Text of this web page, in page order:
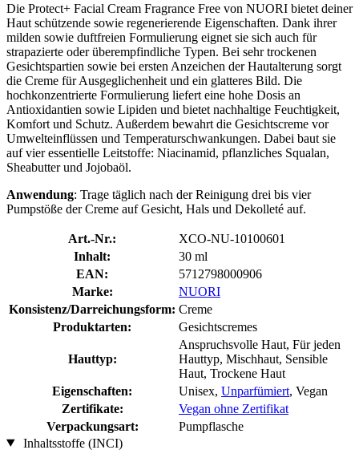
Die Protect+ Facial Cream Fragrance Free von NUORI bietet deiner
Haut schützende sowie regenerierende Eigenschaften. Dank ihrer
milden sowie duftfreien Formulierung eignet sie sich auch für
strapazierte oder überempfindliche Typen. Bei sehr trockenen
Gesichtspartien sowie bei ersten Anzeichen der Hautalterung sorgt
die Creme für Ausgeglichenheit und ein glatteres Bild. Die
hochkonzentrierte Formulierung liefert eine hohe Dosis an
Antioxidantien sowie Lipiden und bietet nachhaltige Feuchtigkeit,
Komfort und Schutz. Außerdem bewahrt die Gesichtscreme vor
Umwelteinflüssen und Temperaturschwankungen. Dabei baut sie
auf vier essentielle Leitstoffe: Niacinamid, pflanzliches Squalan,
Sheabutter und Jojobaöl.
Anwendung: Trage täglich nach der Reinigung drei bis vier
Pumpstöße der Creme auf Gesicht, Hals und Dekolleté auf.
Art.-Nr.:
XCO-NU-10100601
Inhalt:
30 ml
EAN:
5712798000906
Marke:
NUORI
Konsistenz/Darreichungsform: Creme
Produktarten:
Gesichtscremes
Hauttyp:
Anspruchsvolle Haut, Für jeden
Hauttyp, Mischhaut, Sensible
Haut, Trockene Haut
Eigenschaften:
Unisex, Unparfümiert, Vegan
Zertifikate:
Vegan ohne Zertifikat
Verpackungsart:
Pumpflasche
Inhaltsstoffe (INCI)